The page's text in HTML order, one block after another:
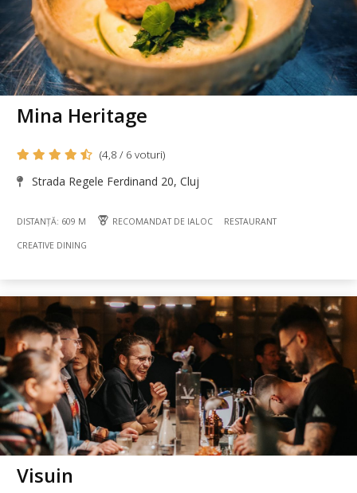
Mina Heritage
(4,8 / 6 voturi)
Strada Regele Ferdinand 20, Cluj
DISTANȚĂ: 609 M RECOMANDAT DE IALOC RESTAURANT
CREATIVE DINING
Visuin